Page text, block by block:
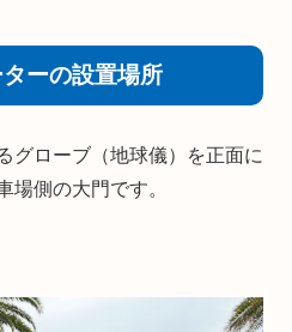
ーの設置場所
グローブ（地球儀）を正面に
場側の大門です。